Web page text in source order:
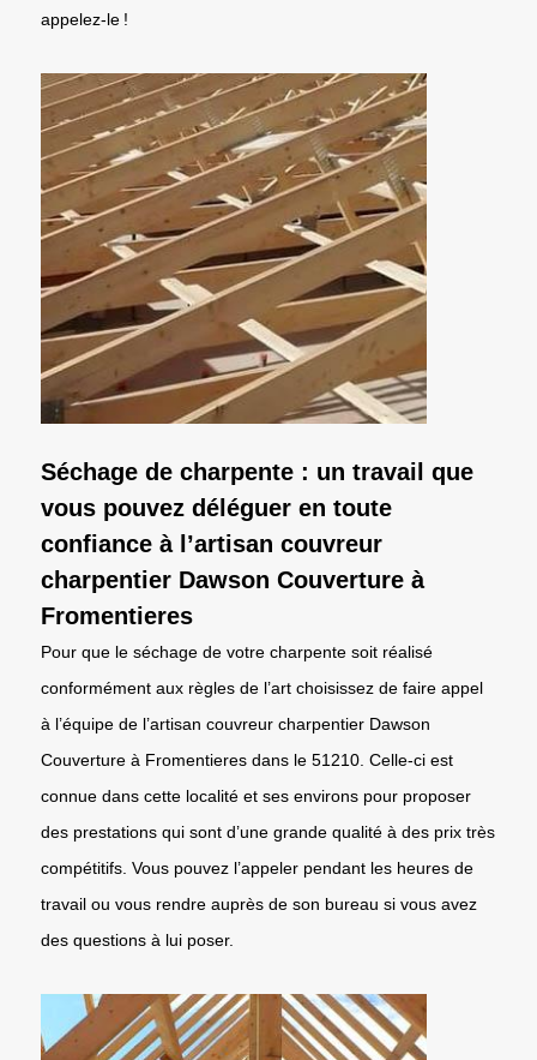
appelez-le !
Séchage de charpente : un travail que
vous pouvez déléguer en toute
confiance à l’artisan couvreur
charpentier Dawson Couverture à
Fromentieres
Pour que le séchage de votre charpente soit réalisé
conformément aux règles de l’art choisissez de faire appel
à l’équipe de l’artisan couvreur charpentier Dawson
Couverture à Fromentieres dans le 51210. Celle-ci est
connue dans cette localité et ses environs pour proposer
des prestations qui sont d’une grande qualité à des prix très
compétitifs. Vous pouvez l’appeler pendant les heures de
travail ou vous rendre auprès de son bureau si vous avez
des questions à lui poser.